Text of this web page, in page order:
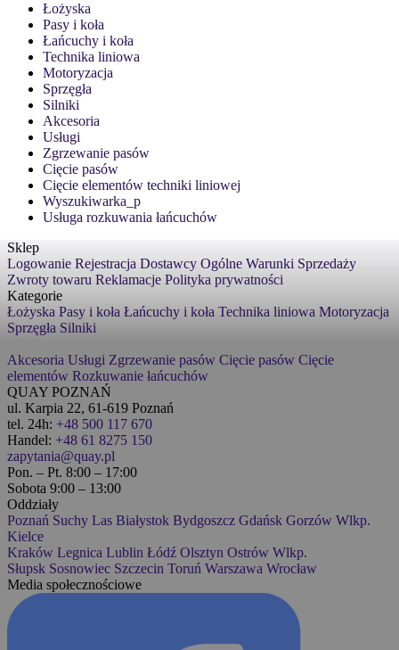
Łożyska
Pasy i koła
Łańcuchy i koła
Technika liniowa
Motoryzacja
Sprzęgła
Silniki
Akcesoria
Usługi
Zgrzewanie pasów
Cięcie pasów
Cięcie elementów techniki liniowej
Wyszukiwarka_p
Usługa rozkuwania łańcuchów
Sklep
Logowanie Rejestracja Dostawcy Ogólne Warunki Sprzedaży
Zwroty towaru Reklamacje Polityka prywatności
Kategorie
Łożyska Pasy i koła Łańcuchy i koła Technika liniowa Motoryzacja
Sprzęgła Silniki
Akcesoria Usługi Zgrzewanie pasów Cięcie pasów Cięcie
elementów Rozkuwanie łańcuchów
QUAY POZNAŃ
ul. Karpia 22, 61-619 Poznań
tel. 24h: +48 500 117 670
Handel: +48 61 8275 150
zapytania@quay.pl
Pon. – Pt. 8:00 – 17:00
Sobota 9:00 – 13:00
Oddziały
Poznań Suchy Las Białystok Bydgoszcz Gdańsk Gorzów Wlkp.
Kielce
Kraków Legnica Lublin Łódź Olsztyn Ostrów Wlkp.
Słupsk Sosnowiec Szczecin Toruń Warszawa Wrocław
Media społecznościowe